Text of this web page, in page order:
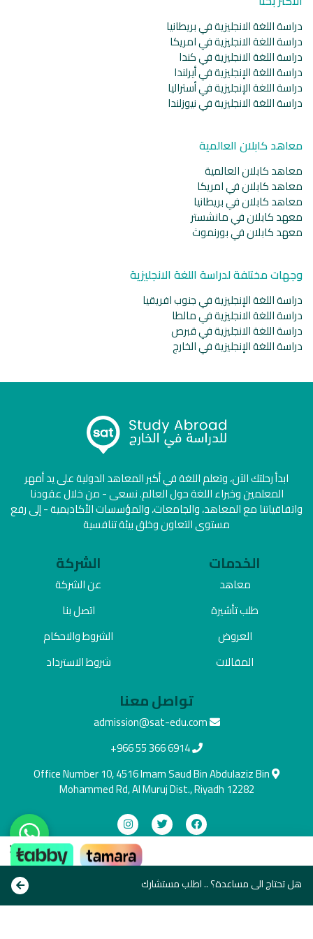
دراسة اللغة الانجليزية في بريطانيا
دراسة اللغة الانجليزية في امريكا
دراسة اللغة الانجليزية في كندا
دراسة اللغة الإنجليزية في أيرلندا
دراسة اللغة الإنجليزية في أستراليا
دراسة اللغة الانجليزية في نيوزلندا
معاهد كابلان العالمية
معاهد كابلان العالمية
معاهد كابلان في امريكا
معاهد كابلان في بريطانيا
معهد كابلان في مانشستر
معهد كابلان في بورنموث
وجهات مختلفة لدراسة اللغة الانجليزية
دراسة اللغة الإنجليزية في جنوب افريقيا
دراسة اللغة الانجليزية في مالطا
دراسة اللغة الانجليزية في قبرص
دراسة اللغة الإنجليزية في الخارج
ابدأ رحلتك الآن، وتعلم اللغة في أكبر المعاهد الدولية على يد أمهر
المعلمين وخبراء اللغة حول العالم. نسعى - من خلال عقودنا
واتفاقياتنا مع المعاهد، والجامعات، والمؤسسات الأكاديمية - إلى رفع
مستوى التعاون وخلق بيئة تنافسية
الخدمات
معاهد
طلب تأشيرة
العروض
المقالات
الشركة
عن الشركة
اتصل بنا
الشروط والاحكام
شروط الاسترداد
تواصل معنا
admission@sat-edu.com
+966 55 366 6914
Office Number 10, 4516 Imam Saud Bin Abdulaziz Bin
Mohammed Rd, Al Muruj Dist., Riyadh 12282
دفع آمن
هل تحتاج الى مساعدة؟ .. اطلب مستشارك
×